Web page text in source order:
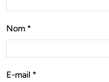
Nom *
E-mail *